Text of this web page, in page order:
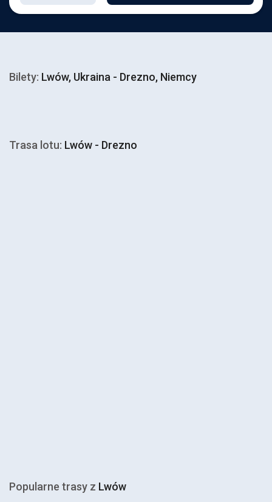
Bilety: Lwów, Ukraina - Drezno, Niemcy
Trasa lotu: Lwów - Drezno
Popularne trasy z Lwów